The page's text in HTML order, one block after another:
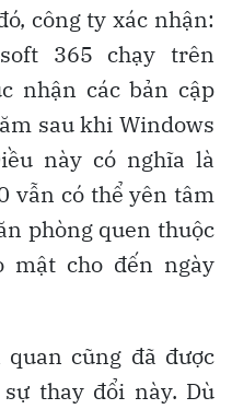
công ty xác nhận:
365 chạy trên
nhận các bản cập
sau khi Windows
này có nghĩa là
vẫn có thể yên tâm
phòng quen thuộc
mật cho đến ngày
cũng đã được
thay đổi này. Dù